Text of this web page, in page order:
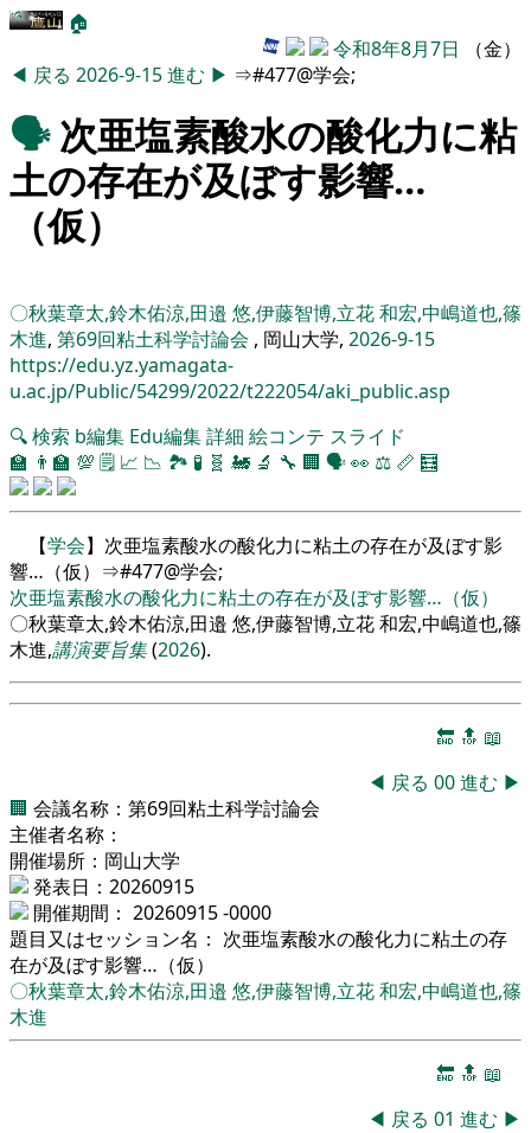
🏠
令和8年8月7日 （金）
◀ 戻る 2026-9-15進む ▶ ⇒#477@学会;
🗣️次亜塩素酸水の酸化力に粘
土の存在が及ぼす影響…
（仮）
〇秋葉章太,鈴木佑涼,田邉 悠,伊藤智博,立花 和宏,中嶋道也,篠
木進, 第69回粘土科学討論会 , 岡山大学, 2026-9-15
https://edu.yz.yamagata-
u.ac.jp/Public/54299/2022/t222054/aki_public.asp
🔍検索 b編集 Edu編集詳細 絵コンテ スライド
🏫 👨‍🏫 💯 🗒️ 📈 📉 🏞 🧪 🧬 🚂 🔬 🔧 🏢 🗣️👀 ⚖️ 📏 🧮
【学会】次亜塩素酸水の酸化力に粘土の存在が及ぼす影
響…（仮）⇒#477@学会;
次亜塩素酸水の酸化力に粘土の存在が及ぼす影響…（仮）
〇秋葉章太,鈴木佑涼,田邉 悠,伊藤智博,立花 和宏,中嶋道也,篠
木進,講演要旨集(2026).
🔚 🔝 📖
◀ 戻る 00進む ▶
🏢 会議名称：第69回粘土科学討論会
主催者名称：
開催場所：岡山大学
発表日：20260915
開催期間： 20260915 -0000
題目又はセッション名： 次亜塩素酸水の酸化力に粘土の存
在が及ぼす影響…（仮）
〇秋葉章太,鈴木佑涼,田邉 悠,伊藤智博,立花 和宏,中嶋道也,篠
木進
🔚 🔝 📖
◀ 戻る 01 進む ▶